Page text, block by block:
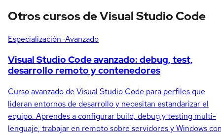
Otros cursos de Visual Studio Code
Especialización ·Avanzado
Visual Studio Code avanzado: debug, test,
desarrollo remoto y contenedores
Curso avanzado de Visual Studio Code para perfiles que
lideran entornos de desarrollo y necesitan estandarizar el
equipo. Aprendes a configurar build, debug y testing multi-
lenguaje, trabajar en remoto sobre servidores y Windows